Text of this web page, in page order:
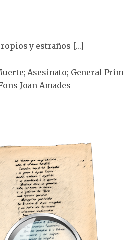
y estraños […]
Asesinato; General Prim
Joan Amades